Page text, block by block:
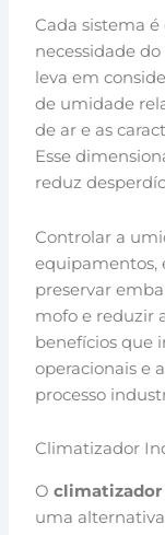
Cada sistema
necessidade
leva em
de umidade
de ar e as
Esse
reduz
Controlar a
equipamentos,
preservar
mofo e reduzir
benefícios que
operacionais e
processo
Climatizador
Oclimatizador
uma